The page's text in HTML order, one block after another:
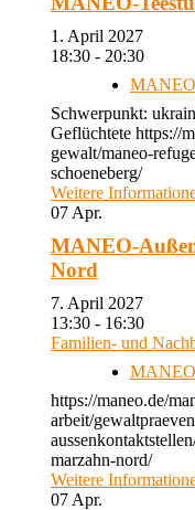
1. April 2027
18:30 - 20:30
Schwerpunkt:
Geflüchtete https://
gewalt/maneo-
schoeneberg/
Weitere
07 Apr.
MANEO-
Nord
7. April 2027
13:30 - 16:30
Familien- und
https://maneo.de/
arbeit/
marzahn-nord/
Weitere
07 Apr.